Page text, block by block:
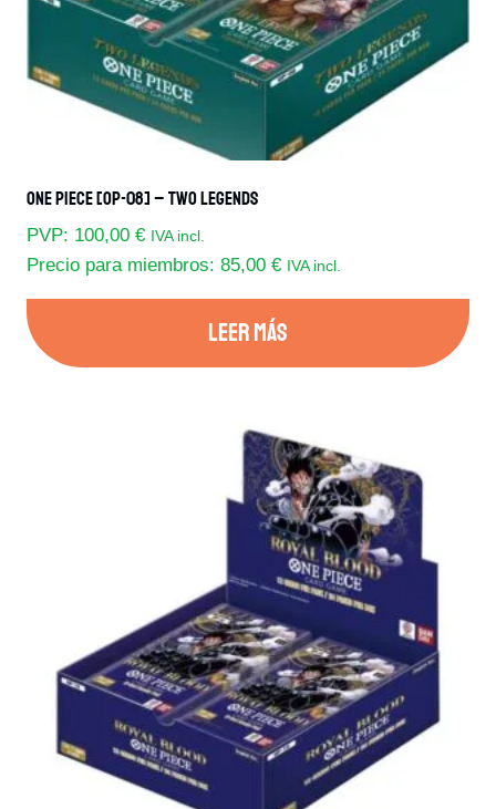
One Piece [OP-08] – Two Legends
PVP: 100,00 € IVA incl.
Precio para miembros: 85,00 € IVA incl.
LEER MÁS